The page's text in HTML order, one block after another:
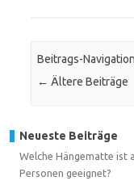
Beitrags-Navigation
← Ältere Beiträge
Neueste Beiträge
Welche Hängematte ist
Personen geeignet?